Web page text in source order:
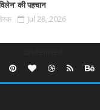
की पहचान
Jul 28, 2026